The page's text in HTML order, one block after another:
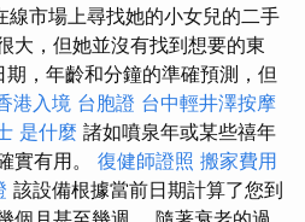
市場上尋找她的小女兒的二手
大，但她並沒有找到想要的東
期，年齡和分鐘的準確預測，但
港入境 台胞證 台中輕井澤按摩
是什麼 諸如噴泉年或某些禧年
實有用。 復健師證照 搬家費用
該設備根據當前日期計算了您到